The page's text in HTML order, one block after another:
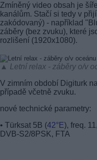
Zmíněný video obsah je
kanálům. Stačí si tedy v
zakódovaný) - například
záběry (bez zvuku), které
rozlišení (1920x1080).
▲ Letní relax - záběry o/v
V zimním období Digiturk
případě včetně zvuku.
nové technické parametry:
• Türksat 5B (42°E), freq.
DVB-S2/8PSK, FTA